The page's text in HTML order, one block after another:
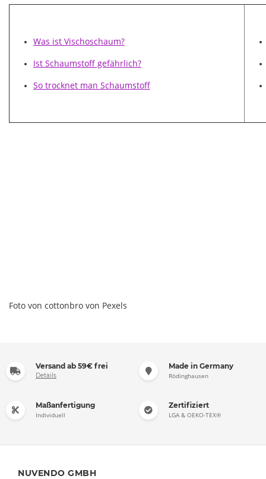
Was ist Vischoschaum?
Ist Schaumstoff gefährlich?
So trocknet man Schaumstoff
Foto von cottonbro von Pexels
Versand ab 59€ frei
Details
Made in Germany
Rödinghausen
Maßanfertigung
Individuell
Zertifiziert
LGA & OEKO-TEX®
NUVENDO GMBH